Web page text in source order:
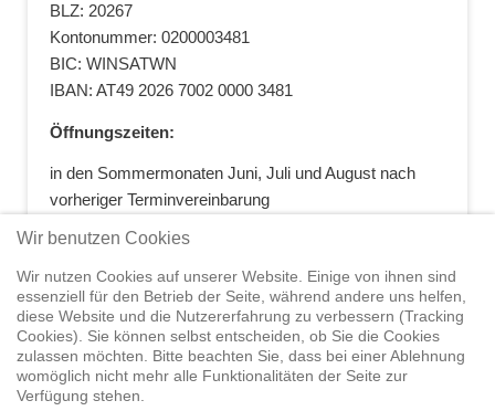
BLZ: 20267
Kontonummer: 0200003481
BIC: WINSATWN
IBAN: AT49 2026 7002 0000 3481
Öffnungszeiten:
in den Sommermonaten Juni, Juli und August nach
vorheriger Terminvereinbarung
Home Shop Trainings Segeltörns Service
Elvstrøm
Sails Yachthandel Sicherheit auf
Wir benutzen Cookies
Wir nutzen Cookies auf unserer Website. Einige von ihnen sind
essenziell für den Betrieb der Seite, während andere uns helfen,
diese Website und die Nutzererfahrung zu verbessern (Tracking
Cookies). Sie können selbst entscheiden, ob Sie die Cookies
zulassen möchten. Bitte beachten Sie, dass bei einer Ablehnung
womöglich nicht mehr alle Funktionalitäten der Seite zur
Verfügung stehen.